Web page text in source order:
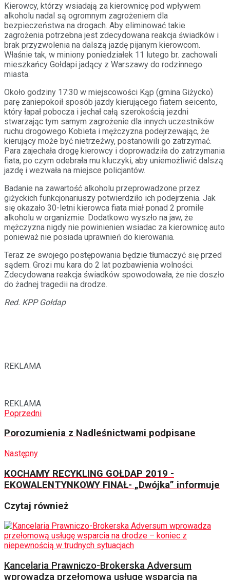
Kierowcy, którzy wsiadają za kierownicę pod wpływem
alkoholu nadal są ogromnym zagrożeniem dla
bezpieczeństwa na drogach. Aby eliminować takie
zagrożenia potrzebna jest zdecydowana reakcja świadków i
brak przyzwolenia na dalszą jazdę pijanym kierowcom.
Właśnie tak, w miniony poniedziałek 11 lutego br. zachowali
mieszkańcy Gołdapi jadący z Warszawy do rodzinnego
miasta.
Około godziny 17:30 w miejscowości Kąp (gmina Giżycko)
parę zaniepokoił sposób jazdy kierującego fiatem seicento,
który łapał pobocza i jechał całą szerokością jezdni
stwarzając tym samym zagrożenie dla innych uczestników
ruchu drogowego Kobieta i mężczyzna podejrzewając, że
kierujący może być nietrzeźwy, postanowili go zatrzymać.
Para zajechała drogę kierowcy i doprowadziła do zatrzymania
fiata, po czym odebrała mu kluczyki, aby uniemożliwić dalszą
jazdę i wezwała na miejsce policjantów.
Badanie na zawartość alkoholu przeprowadzone przez
giżyckich funkcjonariuszy potwierdziło ich podejrzenia. Jak
się okazało 30-letni kierowca fiata miał ponad 2 promile
alkoholu w organizmie. Dodatkowo wyszło na jaw, że
mężczyzna nigdy nie powinienien wsiadac za kierownicę auto
ponieważ nie posiada uprawnień do kierowania.
Teraz ze swojego postępowania będzie tłumaczyć się przed
sądem. Grozi mu kara do 2 lat pozbawienia wolności.
Zdecydowana reakcja świadków spowodowała, że nie doszło
do żadnej tragedii na drodze.
Red. KPP Gołdap
REKLAMA
REKLAMA
Poprzedni
Porozumienia z Nadleśnictwami podpisane
Następny
KOCHAMY RECYKLING GOŁDAP 2019 -
EKOWALENTYNKOWY FINAŁ- „Dwójka” informuje
Czytaj również
Kancelaria Prawniczo-Brokerska Adversum
wprowadza przełomową usługę wsparcia na